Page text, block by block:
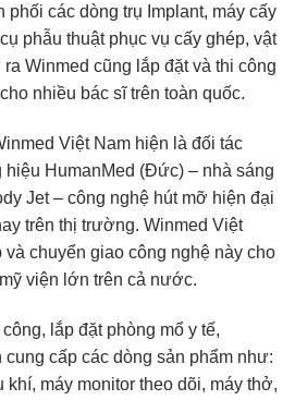
phối các dòng trụ Implant, máy cấy
phẫu thuật phục vụ cấy ghép, vật
Winmed cũng lắp đặt và thi công
nhiều bác sĩ trên toàn quốc.
Việt Nam hiện là đối tác
HumanMed (Đức) – nhà sáng
Jet – công nghệ hút mỡ hiện đại
trên thị trường. Winmed Việt
và chuyển giao công nghệ này cho
viện lớn trên cả nước.
lắp đặt phòng mổ y tế,
cấp các dòng sản phẩm như:
máy monitor theo dõi, máy thở,